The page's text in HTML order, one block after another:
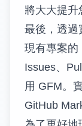
將大大提升
最後，透過
現有專案的
Issues、
用 GFM。
GitHub